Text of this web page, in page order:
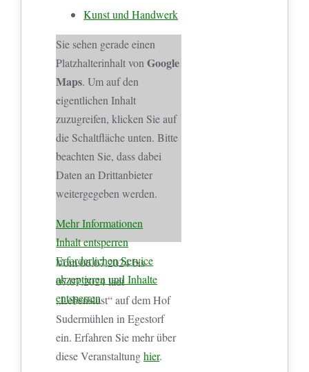
Kunst und Handwerk
Sie sehen gerade einen
Platzhalterinhalt vonGoogle
Maps. Um auf den
eigentlichen Inhalt
zuzugreifen, klicken Sie auf
die Schaltfläche unten. Bitte
beachten Sie, dass dabei
Daten an Drittanbieter
weitergegeben werden.
Mehr Informationen
Inhalt entsperren
Erforderlichen Service
akzeptieren und Inhalte
entsperren
Vom 06.07.2024 bis
07.07.2024 lädt
„Lebenslust“ auf dem Hof
Sudermühlen in Egestorf
ein. Erfahren Sie mehr über
diese Veranstaltunghier.